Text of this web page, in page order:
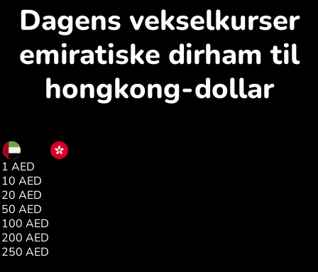
Dagens vekselkurser
emiratiske dirham til
hongkong-dollar
1 AED
10 AED
20 AED
50 AED
100 AED
200 AED
250 AED